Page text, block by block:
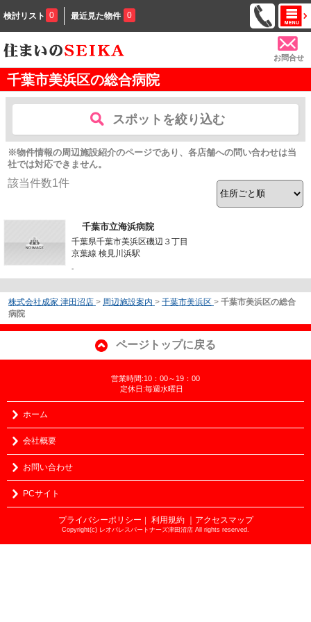
検討リスト 0 最近見た物件 0
お問合せ
千葉市美浜区の総合病院
スポットを絞り込む
※物件情報の周辺施設紹介のページであり、各店舗への問い合わせは当
社では対応できません。
該当件数1件
千葉市立海浜病院
千葉県千葉市美浜区磯辺３丁目
京葉線 検見川浜駅
-
株式会社成家 津田沼店 > 周辺施設案内 > 千葉市美浜区 > 千葉市美浜区の総合
病院
ページトップに戻る
営業時間:10：00～19：00
定休日:毎週水曜日
ホーム
会社概要
お問い合わせ
PCサイト
プライバシーポリシー ｜ 利用規約 ｜アクセスマップ
Copyright(c) レオパレスパートナーズ津田沼店 All rights reserved.